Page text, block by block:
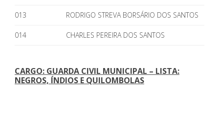
013 RODRIGO STREVA BORSÁRIO DOS SANTOS
014 CHARLES PEREIRA DOS SANTOS
CARGO: GUARDA CIVIL MUNICIPAL – LISTA:
NEGROS, ÍNDIOS E QUILOMBOLAS